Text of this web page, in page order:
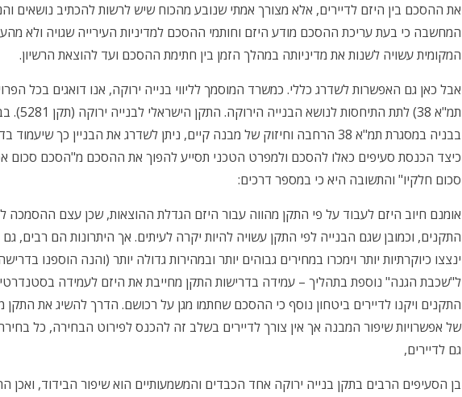
את ההסכם בין היזם לדיירים, אלא מצורך אמתי שנובע מהכוח שיש לרשות להכתיב נושאים
המחשבה כי בעת עריכת ההסכם מודע היזם וחותמי ההסכם למדיניות העירייה שגויה ולא
המקומית עשויה לשנות את מדיניותה במהלך הזמן בין חתימת ההסכם ועד להוצאת הרשיון.
אבל כאן גם האפשרות לשדרג כללי. כמשרד המוסמך לליווי בנייה ירוקה, אנו דואגים בכל
תמ"א 38) לתת
בבניה במסגרת תמ"א 38 הרחבה וחיזוק של מבנה קיים, ניתן לשדרג את הבניין כך
כיצד הכנסת סעיפים כאלו להסכם ולמפרט הטכני תסייע להפוך את ההסכם מ"הסכם
סכום חלקיו" והתשובה היא כי במספר דרכים:
אומנם חיוב היזם לעבוד על פי התקן מהווה עבור היזם הגדלת ההוצאות, שכן עצם ההסמכה
התקנים, וכמובן שגם הבנייה לפי התקן עשויה להיות יקרה לעיתים. אך היתרונות הם רבים, גם
ינצצו כיוקרתיות יותר וימכרו במחירים גבוהים יותר ובמהירות גדולה יותר (והנה הוספנו
ל"שכבת הגנה" נוספת בתהליך – עמידה בדרישות התקן מחייבת את היזם לעמידה
התקנים ויקנו לדיירים ביטחון נוסף כי ההסכם שחתמו מגן על רכושם. הדרך להשיג את
של אפשרויות שיפור המבנה אך אין צורך לדיירים בשלב זה להכנס לפירוט הבחירה, כל
גם לדיירים,
בן הסעיפים הרבים בתקן בנייה ירוקה אחד הכבדים והמשמעותיים הוא שיפור הבידוד, ואכן